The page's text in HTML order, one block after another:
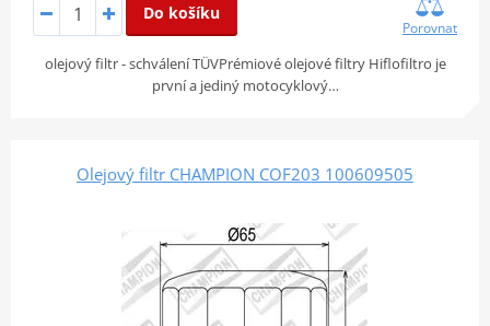
Do košíku
Porovnat
olejový filtr - schválení TÜVPrémiové olejové filtry Hiflofiltro je
první a jediný motocyklový…
Olejový filtr CHAMPION COF203 100609505